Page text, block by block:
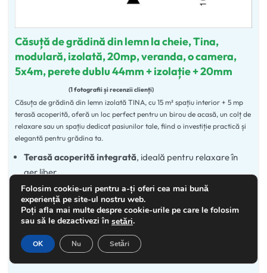
Căsuță de grădină din lemn la cheie, Tina,
modulară, izolată, 20mp, veranda, o camera,
5x4m, perete dublu 44mm + izolație + 20mm
Evaluat la5.00din 5
1 fotografii și recenzii clienți
Căsuța de grădină din lemn izolată TINA, cu 15 m² spațiu interior + 5 mp
terasă acoperită, oferă un loc perfect pentru un birou de acasă, un colț de
relaxare sau un spațiu dedicat pasiunilor tale, fiind o investiție practică și
elegantă pentru grădina ta.
Terasă acoperită integrată, ideală pentru relaxare în
aer liber.
Interior de 15 m², perfect pentru un birou complet
echipat.
Disponibilă și în dimensiunile: 4×4 m, 5×4, 6×4 m și
6x5m
Folosim cookie-uri pentru a-ți oferi cea mai bună
experiență pe site-ul nostru web.
Poți afla mai multe despre cookie-urile pe care le folosim
sau să le dezactivezi în setări.
OK Nu Setări